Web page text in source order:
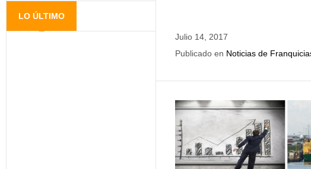
Julio 14, 2017
Publicado en Noticias de
LO ÚLTIMO